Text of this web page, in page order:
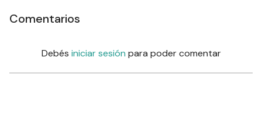
Comentarios
Debés iniciar sesión para poder comentar